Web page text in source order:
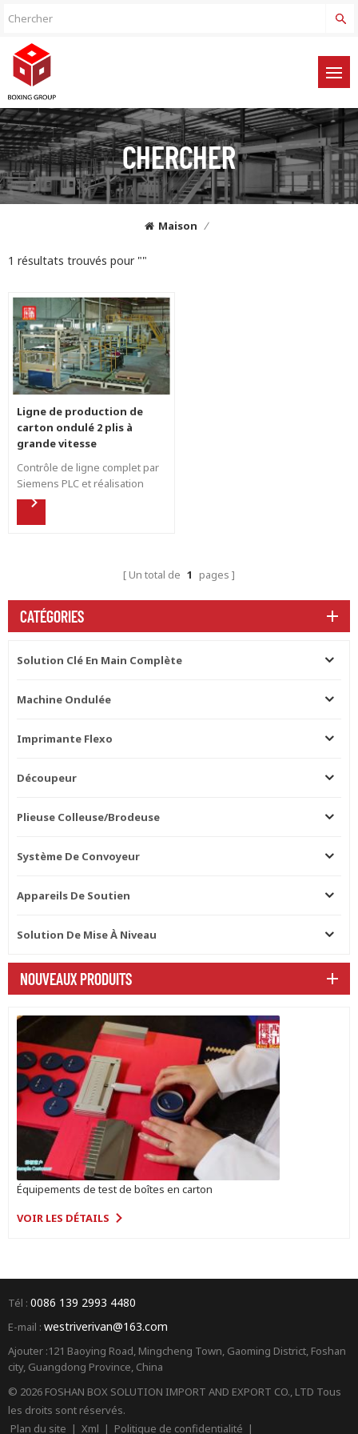
CHERCHER
Maison /
1 résultats trouvés pour ""
Ligne de production de
carton ondulé 2 plis à
grande vitesse
Contrôle de ligne complet par
Siemens PLC et réalisation
d'un contrôle synchrone.
Un total de 1 pages
CATÉGORIES
Solution Clé En Main Complète
Machine Ondulée
Imprimante Flexo
Découpeur
Plieuse Colleuse/brodeuse
Système De Convoyeur
Appareils De Soutien
Solution De Mise À Niveau
NOUVEAUX PRODUITS
Équipements de test de boîtes en carton
VOIR LES DÉTAILS
Tél : 0086 139 2993 4480
E-mail : westriverivan@163.com
Ajouter :121 Baoying Road, Mingcheng Town, Gaoming District, Foshan
city, Guangdong Province, China
© 2026 FOSHAN BOX SOLUTION IMPORT AND EXPORT CO., LTD Tous
les droits sont réservés.
Plan du site | Xml | Politique de confidentialité |